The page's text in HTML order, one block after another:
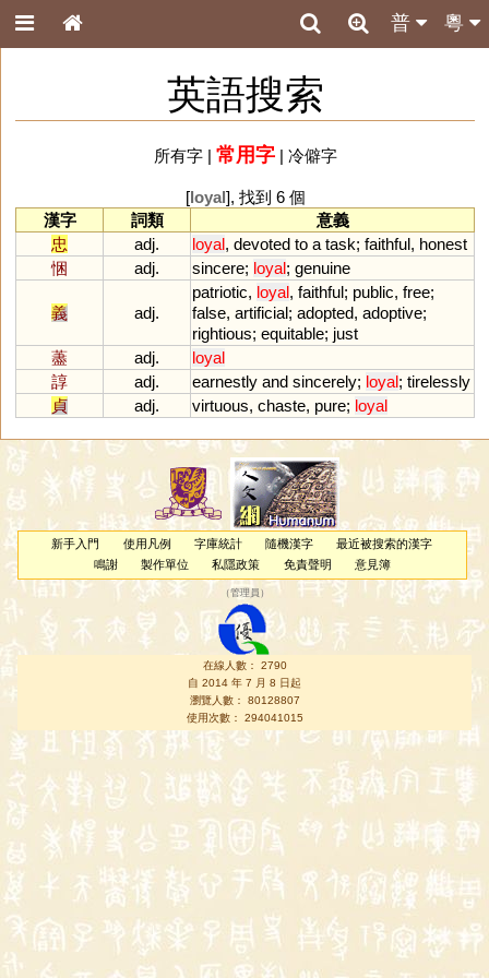
粵
普
英語搜索
所有字| 常用字| 冷僻字
[loyal], 找到 6 個
漢字
詞類
意義
忠
adj. loyal, devoted to a task; faithful, honest
悃
adj. sincere; loyal; genuine
義 adj.
patriotic, loyal, faithful; public, free;
false, artificial; adopted, adoptive;
rightious; equitable; just
藎
adj.
loyal
諄
adj. earnestly and sincerely; loyal; tirelessly
貞
adj. virtuous, chaste, pure; loyal
新手入門 使用凡例 字庫統計 隨機漢字
最近被搜索的漢字
鳴謝
製作單位 私隱政策 免責聲明 意見簿
（管理員 ）
在線人數： 2790
自 2014 年 7 月 8 日起
瀏覽人數： 80128807
使用次數： 294041015